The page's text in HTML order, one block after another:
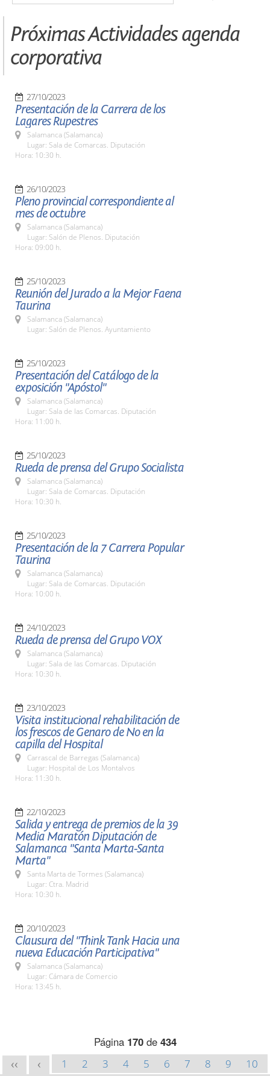
Próximas Actividades agenda
corporativa
27/10/2023
Presentación de la Carrera de los
Lagares Rupestres
Salamanca (Salamanca)
Lugar: Sala de Comarcas. Diputación
Hora: 10:30 h.
26/10/2023
Pleno provincial correspondiente al
mes de octubre
Salamanca (Salamanca)
Lugar: Salón de Plenos. Diputación
Hora: 09:00 h.
25/10/2023
Reunión del Jurado a la Mejor Faena
Taurina
Salamanca (Salamanca)
Lugar: Salón de Plenos. Ayuntamiento
25/10/2023
Presentación del Catálogo de la
exposición "Apóstol"
Salamanca (Salamanca)
Lugar: Sala de las Comarcas. Diputación
Hora: 11:00 h.
25/10/2023
Rueda de prensa del Grupo Socialista
Salamanca (Salamanca)
Lugar: Sala de Comarcas. Diputación
Hora: 10:30 h.
25/10/2023
Presentación de la 7 Carrera Popular
Taurina
Salamanca (Salamanca)
Lugar: Sala de Comarcas. Diputación
Hora: 10:00 h.
24/10/2023
Rueda de prensa del Grupo VOX
Salamanca (Salamanca)
Lugar: Sala de las Comarcas. Diputación
Hora: 10:30 h.
23/10/2023
Visita institucional rehabilitación de
los frescos de Genaro de No en la
capilla del Hospital
Carrascal de Barregas (Salamanca)
Lugar: Hospital de Los Montalvos
Hora: 11:30 h.
22/10/2023
Salida y entrega de premios de la 39
Media Maratón Diputación de
Salamanca "Santa Marta-Santa
Marta"
Santa Marta de Tormes (Salamanca)
Lugar: Ctra. Madrid
Hora: 10:30 h.
20/10/2023
Clausura del "Think Tank Hacia una
nueva Educación Participativa"
Salamanca (Salamanca)
Lugar: Cámara de Comercio
Hora: 13:45 h.
Página 170de 434
<< < 1 2 3 4 5 6 7 8 9
10